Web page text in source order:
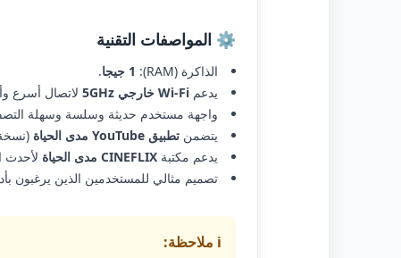
⚙️ المواصفات التقنية
الذاكرة (RAM): 1 جيجا
.
يدعم Wi-Fi خارجي 5GHz
لاتصال أسرع
واجهة مستخدم حديثة وسلسة وسهلة
يتضمن تطبيق YouTube مدى الحياة
يدعم مكتبة CINEFLIX مدى الحياة
لأحدث
تصميم مثالي للمستخدمين الذين يرغبون
ℹ️ ملاحظة: